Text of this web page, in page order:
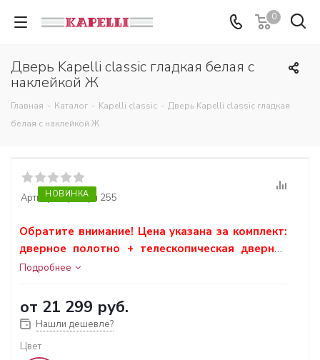
0
Дверь Kapelli classic гладкая белая с
наклейкой Ж
Главная - Каталог - Kapelli classic - Дверь Kapelli classic гладкая
белая с наклейкой Ж
НОВИНКА
Артикул: Артикул 255
Обратите внимание! Цена указана за комплект:
дверное полотно + телескопическая дверная
коробка.
Подробнее
от 21 299 руб.
Нашли дешевле?
Цвет